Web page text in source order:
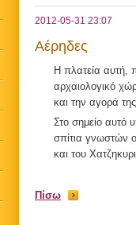
2012-05-31 23:07
Αέρηδες
Η πλατεία αυτή,
αρχαιολογικό
και την αγορά
Στο σημείο αυτό
σπίτια γνωστών
και του
Πίσω